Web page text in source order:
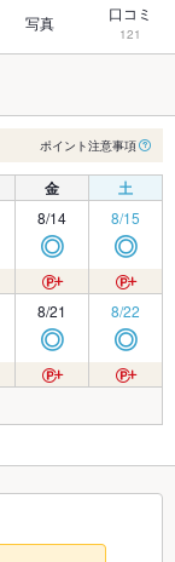
写真 口コミ
121
ポイント注意事項
金 土
8/14
◎
8/15
◎
8/21
◎
8/22
◎
◎ ◎
9/4 9/5